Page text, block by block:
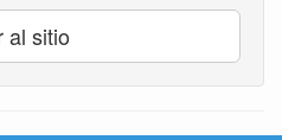
al sitio